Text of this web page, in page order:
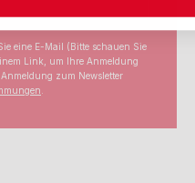
eine E-Mail (Bitte schauen Sie
Link, um Ihre Anmeldung
zum Newsletter